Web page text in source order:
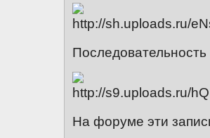
Последовательность
На форуме эти